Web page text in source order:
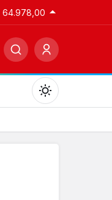
64.978,00